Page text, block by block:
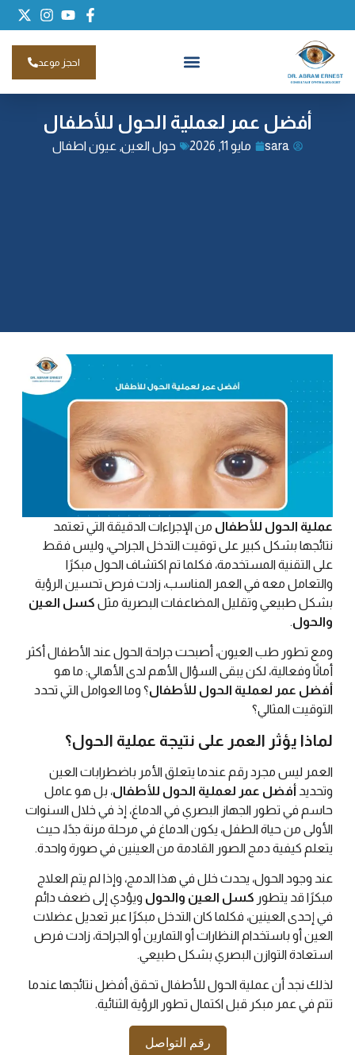
احجز موعد
أفضل عمر لعملية الحول للأطفال
sara مايو 11, 2026 حول العين, عيون اطفال
عملية الحول للأطفال من الإجراءات الدقيقة التي تعتمد
نتائجها بشكل كبير على توقيت التدخل الجراحي، وليس فقط
على التقنية المستخدمة، فكلما تم اكتشاف الحول مبكرًا
والتعامل معه في العمر المناسب، زادت فرص تحسين الرؤية
بشكل طبيعي وتقليل المضاعفات البصرية مثل كسل العين
والحول.
ومع تطور طب العيون، أصبحت جراحة الحول عند الأطفال أكثر
أمانًا وفعالية، لكن يبقى السؤال الأهم لدى الأهالي: ما هو
أفضل عمر لعملية الحول للأطفال؟ وما العوامل التي تحدد
التوقيت المثالي؟
لماذا يؤثر العمر على نتيجة عملية الحول؟
العمر ليس مجرد رقم عندما يتعلق الأمر باضطرابات العين
وتحديد أفضل عمر لعملية الحول للأطفال، بل هو عامل
حاسم في تطور الجهاز البصري في الدماغ، إذ في خلال السنوات
الأولى من حياة الطفل، يكون الدماغ في مرحلة مرنة جدًا، حيث
يتعلم كيفية دمج الصور القادمة من العينين في صورة واحدة.
عند وجود الحول، يحدث خلل في هذا الدمج، وإذا لم يتم العلاج
مبكرًا قد يتطور كسل العين والحول ويؤدي إلى ضعف دائم
في إحدى العينين، فكلما كان التدخل مبكرًا عبر تعديل عضلات
العين أو باستخدام النظارات أو التمارين أو الجراحة، زادت فرص
استعادة التوازن البصري بشكل طبيعي.
لذلك نجد أن عملية الحول للأطفال تحقق أفضل نتائجها عندما
تتم في عمر مبكر قبل اكتمال تطور الرؤية الثنائية.
رقم التواصل